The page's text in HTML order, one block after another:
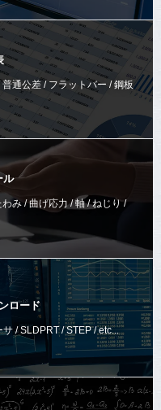
通公差 / フラットバー / 鋼板
ル
み / 曲げ応力 / 軸 / ねじり /
ロード
/ SLDPRT / STEP / etc...